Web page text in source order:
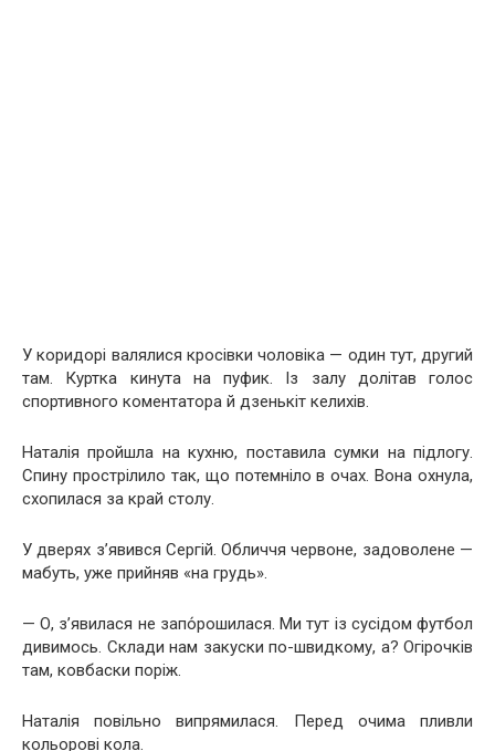
У коридорі валялися кросівки чоловіка — один тут, другий
там. Куртка кинута на пуфик. Із залу долітав голос
спортивного коментатора й дзенькіт келихів.
Наталія пройшла на кухню, поставила сумки на підлогу.
Спину прострілило так, що потемніло в очах. Вона охнула,
схопилася за край столу.
У дверях з’явився Сергій. Обличчя червоне, задоволене —
мабуть, уже прийняв «на грудь».
— О, з’явилася не запо́рошилася. Ми тут із сусідом футбол
дивимось. Склади нам закуски по-швидкому, а? Огірочків
там, ковбаски поріж.
Наталія повільно випрямилася. Перед очима пливли
кольорові кола.